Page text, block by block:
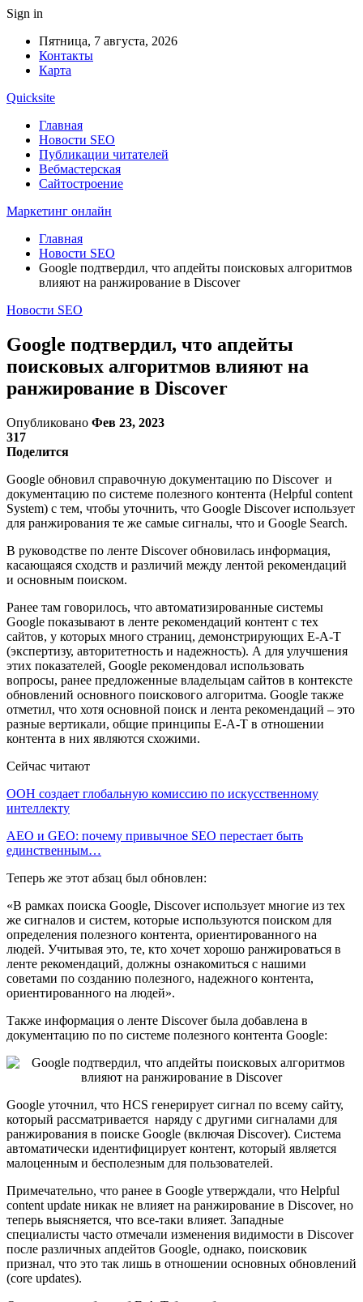
Sign in
Пятница, 7 августа, 2026
Контакты
Карта
Quicksite
Главная
Новости SEO
Публикации читателей
Вебмастерская
Сайтостроение
Маркетинг онлайн
Главная
Новости SEO
Google подтвердил, что апдейты поисковых алгоритмов
влияют на ранжирование в Discover
Новости SEO
Google подтвердил, что апдейты
поисковых алгоритмов влияют на
ранжирование в Discover
Опубликовано Фев 23, 2023
317
Поделится
Google обновил справочную документацию по Discover и
документацию по системе полезного контента (Helpful content
System) с тем, чтобы уточнить, что Google Discover использует
для ранжирования те же самые сигналы, что и Google Search.
В руководстве по ленте Discover обновилась информация,
касающаяся сходств и различий между лентой рекомендаций
и основным поиском.
Ранее там говорилось, что автоматизированные системы
Google показывают в ленте рекомендаций контент с тех
сайтов, у которых много страниц, демонстрирующих E-A-T
(экспертизу, авторитетность и надежность). А для улучшения
этих показателей, Google рекомендовал использовать
вопросы, ранее предложенные владельцам сайтов в контексте
обновлений основного поискового алгоритма. Google также
отметил, что хотя основной поиск и лента рекомендаций – это
разные вертикали, общие принципы E-A-T в отношении
контента в них являются схожими.
Сейчас читают
ООН создает глобальную комиссию по искусственному
интеллекту
AEO и GEO: почему привычное SEO перестает быть
единственным…
Теперь же этот абзац был обновлен:
«В рамках поиска Google, Discover использует многие из тех
же сигналов и систем, которые используются поиском для
определения полезного контента, ориентированного на
людей. Учитывая это, те, кто хочет хорошо ранжироваться в
ленте рекомендаций, должны ознакомиться с нашими
советами по созданию полезного, надежного контента,
ориентированного на людей».
Также информация о ленте Discover была добавлена в
документацию по по системе полезного контента Google:
Google уточнил, что HCS генерирует сигнал по всему сайту,
который рассматривается наряду с другими сигналами для
ранжирования в поиске Google (включая Discover). Система
автоматически идентифицирует контент, который является
малоценным и бесполезным для пользователей.
Примечательно, что ранее в Google утверждали, что Helpful
content update никак не влияет на ранжирование в Discover, но
теперь выясняется, что все-таки влияет. Западные
специалисты часто отмечали изменения видимости в Discover
после различных апдейтов Google, однако, поисковик
признал, что это так лишь в отношении основных обновлений
(core updates).